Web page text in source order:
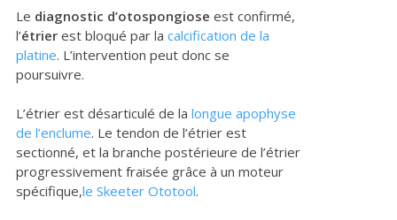
Le diagnostic d’otospongiose est confirmé,
l’étrier est bloqué par la calcification de la
platine. L’intervention peut donc se
poursuivre.
L’étrier est désarticulé de la longue apophyse
de l’enclume. Le tendon de l’étrier est
sectionné, et la branche postérieure de l’étrier
progressivement fraisée grâce à un moteur
spécifique,le Skeeter Ototool.